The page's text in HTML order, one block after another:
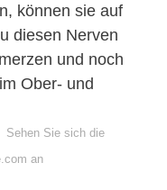
können sie auf
diesen Nerven
und noch
Ober- und
Sehen Sie sich die
an